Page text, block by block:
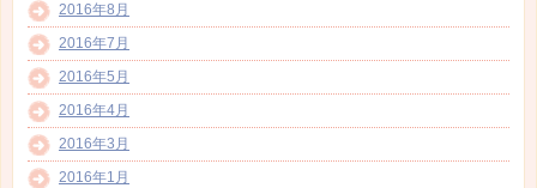
2016年8月
2016年7月
2016年5月
2016年4月
2016年3月
2016年1月